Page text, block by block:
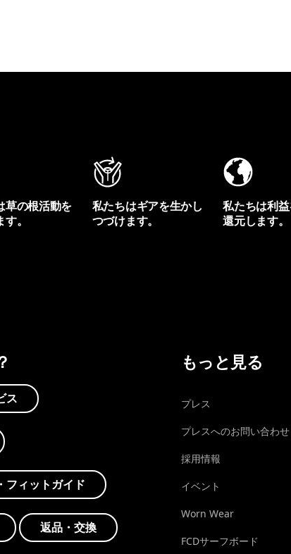
草の根活動を
。
私たちはギアを生かし
つづけます。
私たちは利
還元します。
ス
フィットガイド
返品・交換
もっと見る
プレス
プレスへのお問い合わせ
採用情報
イベント
Worn Wear
FCDサーフボード